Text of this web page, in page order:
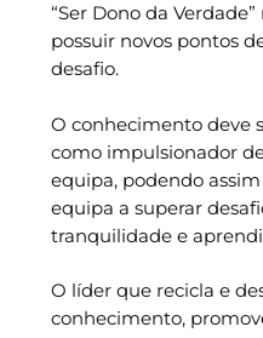
“Ser Dono da
possuir novos pontos
desafio.
O conhecimento deve
como impulsionador
equipa, podendo
equipa a superar
tranquilidade e
O líder que recicla e
conhecimento,